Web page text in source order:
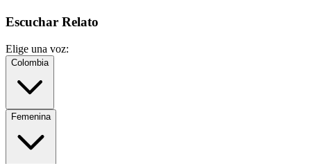
Escuchar Relato
Elige una voz:
Colombia
Femenina